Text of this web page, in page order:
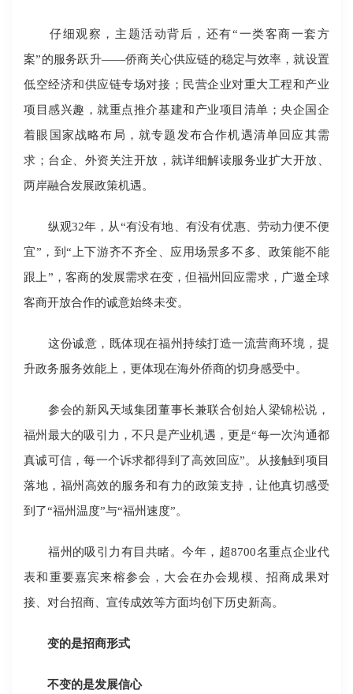
仔细观察，主题活动背后，还有“一类客商一套方
案”的服务跃升——侨商关心供应链的稳定与效率，就设置
低空经济和供应链专场对接；民营企业对重大工程和产业
项目感兴趣，就重点推介基建和产业项目清单；央企国企
着眼国家战略布局，就专题发布合作机遇清单回应其需
求；台企、外资关注开放，就详细解读服务业扩大开放、
两岸融合发展政策机遇。
纵观32年，从“有没有地、有没有优惠、劳动力便不便
宜”，到“上下游齐不齐全、应用场景多不多、政策能不能
跟上”，客商的发展需求在变，但福州回应需求，广邀全球
客商开放合作的诚意始终未变。
这份诚意，既体现在福州持续打造一流营商环境，提
升政务服务效能上，更体现在海外侨商的切身感受中。
参会的新风天域集团董事长兼联合创始人梁锦松说，
福州最大的吸引力，不只是产业机遇，更是“每一次沟通都
真诚可信，每一个诉求都得到了高效回应”。从接触到项目
落地，福州高效的服务和有力的政策支持，让他真切感受
到了“福州温度”与“福州速度”。
福州的吸引力有目共睹。今年，超8700名重点企业代
表和重要嘉宾来榕参会，大会在办会规模、招商成果对
接、对台招商、宣传成效等方面均创下历史新高。
变的是招商形式
不变的是发展信心